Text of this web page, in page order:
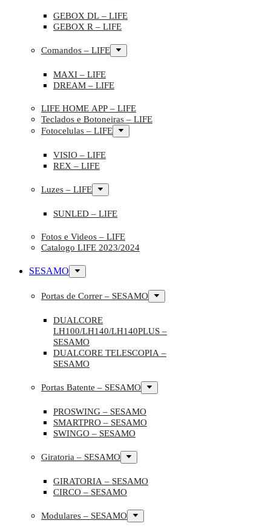
GEBOX DL – LIFE
GEBOX R – LIFE
Comandos – LIFE
MAXI – LIFE
DREAM – LIFE
LIFE HOME APP – LIFE
Teclados e Botoneiras – LIFE
Fotocelulas – LIFE
VISIO – LIFE
REX – LIFE
Luzes – LIFE
SUNLED – LIFE
Fotos e Videos – LIFE
Catalogo LIFE 2023/2024
SESAMO
Portas de Correr – SESAMO
DUALCORE
LH100/LH140/LH140PLUS –
SESAMO
DUALCORE TELESCOPIA –
SESAMO
Portas Batente – SESAMO
PROSWING – SESAMO
SMARTPRO – SESAMO
SWINGO – SESAMO
Giratoria – SESAMO
GIRATORIA – SESAMO
CIRCO – SESAMO
Modulares – SESAMO